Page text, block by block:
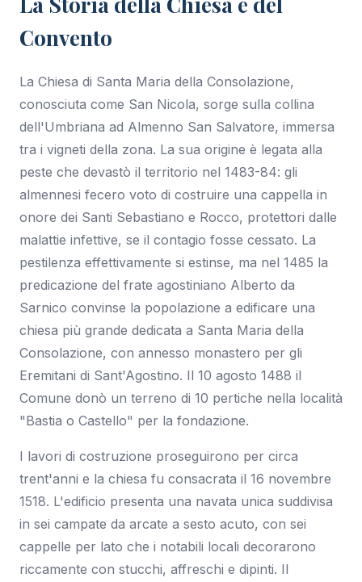
Convento
La Chiesa di Santa Maria della Consolazione,
conosciuta come San Nicola, sorge sulla collina
dell'Umbriana ad Almenno San Salvatore, immersa
tra i vigneti della zona. La sua origine è legata alla
peste che devastò il territorio nel 1483-84: gli
almennesi fecero voto di costruire una cappella in
onore dei Santi Sebastiano e Rocco, protettori dalle
malattie infettive, se il contagio fosse cessato. La
pestilenza effettivamente si estinse, ma nel 1485 la
predicazione del frate agostiniano Alberto da
Sarnico convinse la popolazione a edificare una
chiesa più grande dedicata a Santa Maria della
Consolazione, con annesso monastero per gli
Eremitani di Sant'Agostino. Il 10 agosto 1488 il
Comune donò un terreno di 10 pertiche nella località
"Bastia o Castello" per la fondazione.
I lavori di costruzione proseguirono per circa
trent'anni e la chiesa fu consacrata il 16 novembre
1518. L'edificio presenta una navata unica suddivisa
in sei campate da arcate a sesto acuto, con sei
cappelle per lato che i notabili locali decorarono
riccamente con stucchi, affreschi e dipinti. Il